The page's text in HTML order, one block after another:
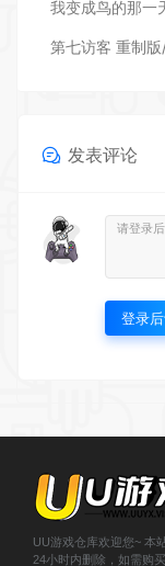
我变成鸟的那一
发表评论
登录
UU游戏仓库欢迎您~ 本
24小时内删除，如需购